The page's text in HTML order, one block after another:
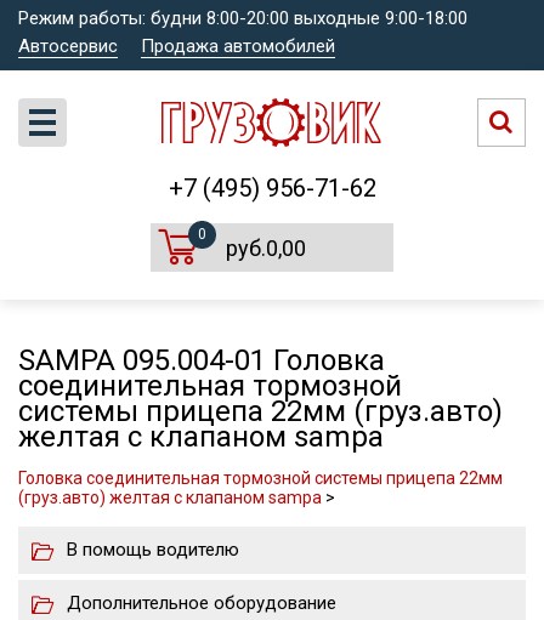
Режим работы: будни 8:00-20:00 выходные 9:00-18:00
Автосервис
Продажа автомобилей
+7 (495) 956-71-62
0
руб.0,00
SAMPA 095.004-01 Головка
соединительная тормозной
системы прицепа 22мм (груз.авто)
желтая с клапаном sampa
Головка соединительная тормозной системы прицепа 22мм
(груз.авто) желтая с клапаном sampa >
В помощь водителю
Дополнительное оборудование